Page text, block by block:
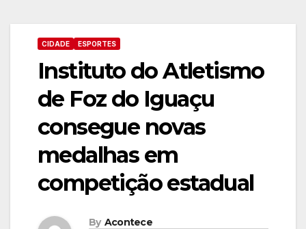
CIDADE ESPORTES
Instituto do Atletismo
de Foz do Iguaçu
consegue novas
medalhas em
competição estadual
By Acontece